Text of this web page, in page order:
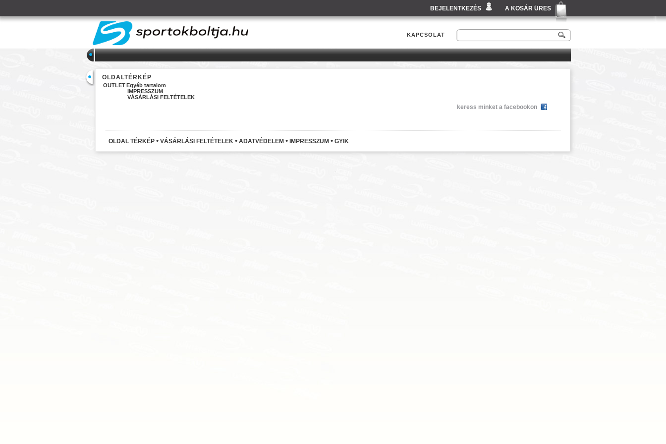
BEJELENTKEZÉS A KOSÁR ÜRES
KAPCSOLAT
OLDALTÉRKÉP
OUTLETEgyéb tartalom
IMPRESSZUM
VÁSÁRLÁSI FELTÉTELEK
keress minket a facebookon
OLDAL TÉRKÉP • VÁSÁRLÁSI FELTÉTELEK • ADATVÉDELEM • IMPRESSZUM • GYIK